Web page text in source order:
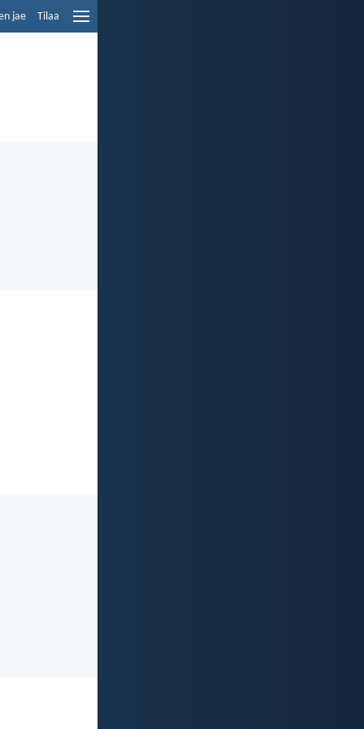
jae Tilaa